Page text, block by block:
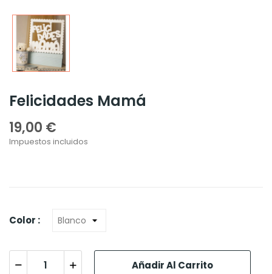
Felicidades Mamá
19,00 €
Impuestos incluidos
Color :
Añadir Al Carrito